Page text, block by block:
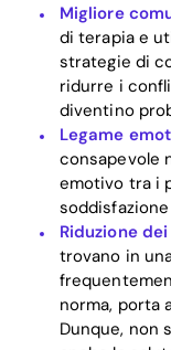
Migliore
di terapia e
strategie di
ridurre i
diventino
Legame
consapevole
emotivo tra i
Riduzione
trovano in
norma, porta
Dunque, non